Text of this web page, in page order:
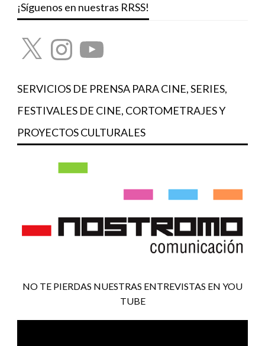
¡Síguenos en nuestras RRSS!
X InstagramYouTube
SERVICIOS DE PRENSA PARA CINE, SERIES,
FESTIVALES DE CINE, CORTOMETRAJES Y
PROYECTOS CULTURALES
NO TE PIERDAS NUESTRAS ENTREVISTAS EN YOU
TUBE